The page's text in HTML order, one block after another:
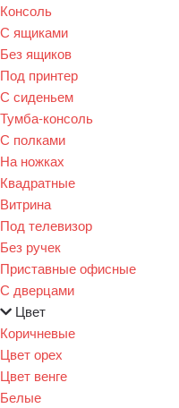
Консоль
С ящиками
Без ящиков
Под принтер
С сиденьем
Тумба-консоль
С полками
На ножках
Квадратные
Витрина
Под телевизор
Без ручек
Приставные офисные
С дверцами
Цвет
Коричневые
Цвет орех
Цвет венге
Белые